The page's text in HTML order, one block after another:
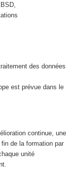
des données
est prévue dans le
continue, une
de la formation par
unité